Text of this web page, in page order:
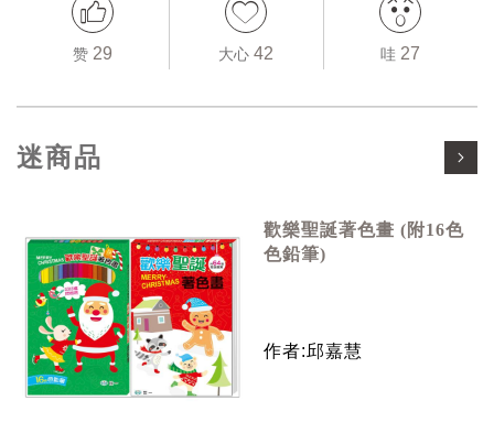
赞 29 大心42 哇 27
迷商品
歡樂聖誕著色畫 (附16色
色鉛筆)
作者:邱嘉慧